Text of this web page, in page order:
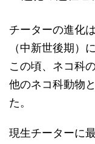
チーターの進化
（中新世後期）
この頃、ネコ科
他のネコ科動物
た。
現生チーターに